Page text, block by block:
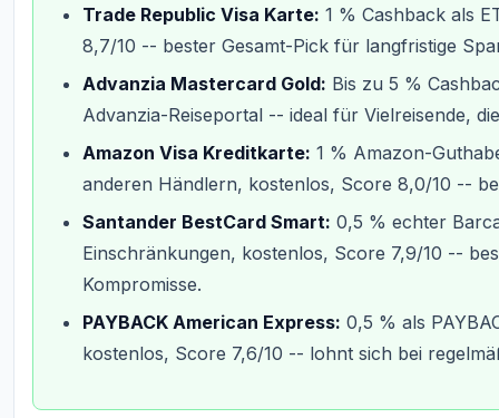
Trade Republic Visa Karte: 1 % Cashback als
8,7/10 -- bester Gesamt-Pick für langfristige
Advanzia Mastercard Gold: Bis zu 5 %
Advanzia-Reiseportal -- ideal für Vielreisende,
Amazon Visa Kreditkarte: 1 % Amazon-
anderen Händlern, kostenlos, Score 8,0/10 --
Santander BestCard Smart: 0,5 % echter
Einschränkungen, kostenlos, Score 7,9/10 --
Kompromisse.
PAYBACK American Express: 0,5 % als
kostenlos, Score 7,6/10 -- lohnt sich bei